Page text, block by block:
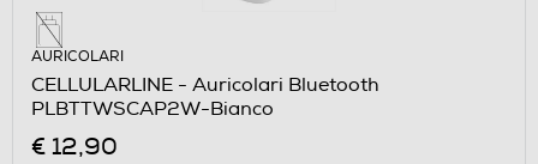
AURICOLARI
CELLULARLINE - Auricolari Bluetooth
PLBTTWSCAP2W-Bianco
€ 12,90